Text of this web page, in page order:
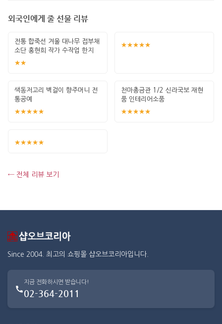
외국인에게 줄 선물 리뷰
전통 합죽선 겨울 대나무 접부채
소단 홍현희 작가 수작업 한지
그림 고급
★★
★★★★★
색동저고리 벽걸이 향주머니 전
통공예
★★★★★
천마총금관 1/2 신라국보 재현
품 인테리어소품
★★★★★
★★★★★
← 전체 리뷰 보기
Since 2004. 최고의 쇼핑몰 샵오브코리아입니다.
지금 전화하시면 받습니다!
02-364-2011